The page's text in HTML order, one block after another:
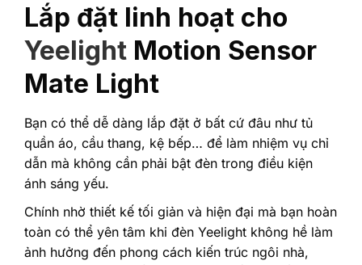
Lắp đặt linh hoạt cho
Yeelight Motion Sensor
Mate Light
Bạn có thể dễ dàng lắp đặt ở bất cứ đâu như tủ
quần áo, cầu thang, kệ bếp… để làm nhiệm vụ chỉ
dẫn mà không cần phải bật đèn trong điều kiện
ánh sáng yếu.
Chính nhờ thiết kế tối giản và hiện đại mà bạn hoàn
toàn có thể yên tâm khi đèn Yeelight không hề làm
ảnh hưởng đến phong cách kiến trúc ngôi nhà,